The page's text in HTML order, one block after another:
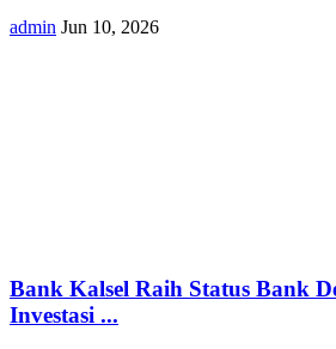
admin Jun 10, 2026
Bank Kalsel Raih Status Bank
Investasi ...